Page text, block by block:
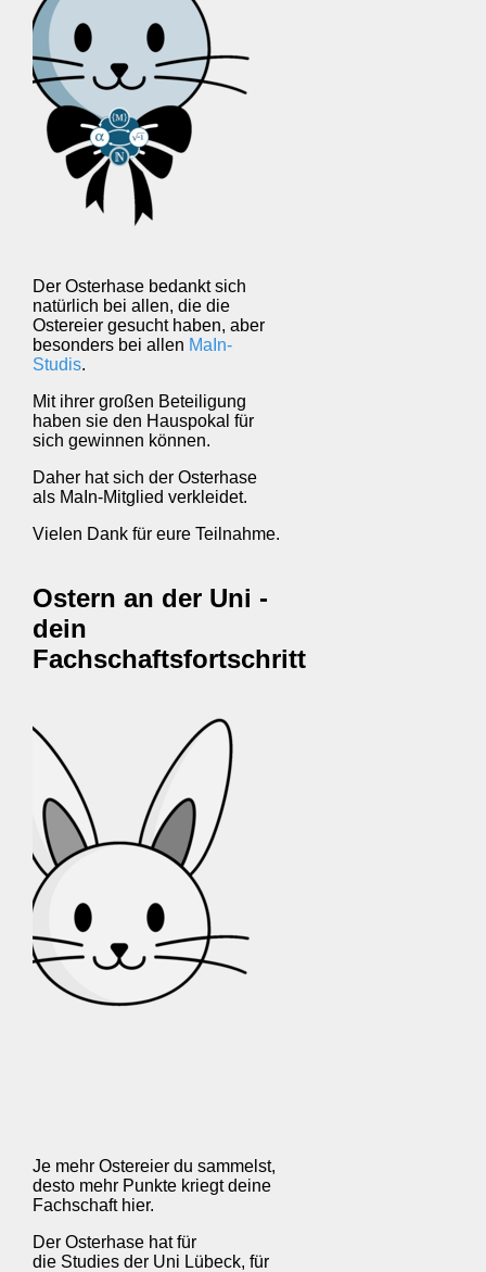
Der Osterhase bedankt sich
natürlich bei allen, die die
Ostereier gesucht haben, aber
besonders bei allen MaIn-
Studis.
Mit ihrer großen Beteiligung
haben sie den Hauspokal für
sich gewinnen können.
Daher hat sich der Osterhase
als MaIn-Mitglied verkleidet.
Vielen Dank für eure Teilnahme.
Ostern an der Uni -
dein
Fachschaftsfortschritt
Je mehr Ostereier du sammelst,
desto mehr Punkte kriegt deine
Fachschaft hier.
Der Osterhase hat für
die Studies der Uni Lübeck, für